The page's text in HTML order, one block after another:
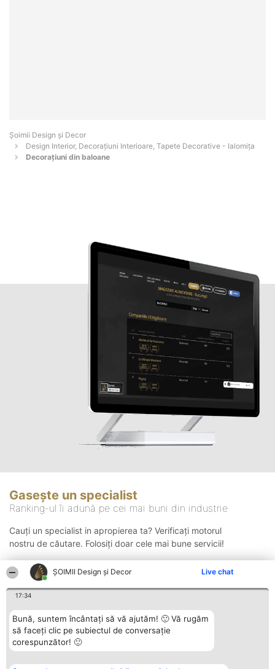
ȘOIMII Design și Decor Live chat
17:34
Bună, suntem încântați să vă ajutăm! 🙂 Vă rugăm
să faceți clic pe subiectul de conversație
corespunzător! 🙂
Șoimii Design și Decor
Design Interior, Decorațiuni Interioare, Tapete Decorative - Ialomiţa
Decorațiuni din baloane
Gasește un specialist
Ranking-ul îi adună pe cei mai buni din industrie
Cauți un specialist in apropierea ta? Verificați motorul
nostru de căutare. Folosiți doar cele mai bune servicii!